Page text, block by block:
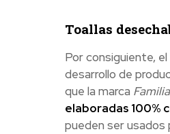
Toallas
Por consiguiente, el
desarrollo de
que la marca Familia
elaboradas 100%
pueden ser usados